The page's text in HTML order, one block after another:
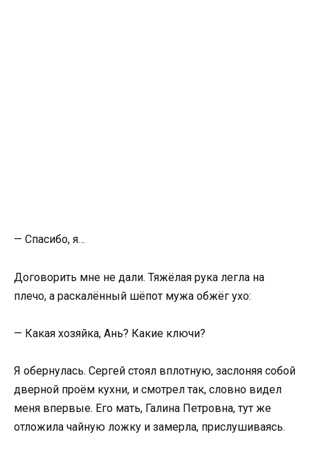
— Спасибо, я…
Договорить мне не дали. Тяжёлая рука легла на
плечо, а раскалённый шёпот мужа обжёг ухо:
— Какая хозяйка, Ань? Какие ключи?
Я обернулась. Сергей стоял вплотную, заслоняя собой
дверной проём кухни, и смотрел так, словно видел
меня впервые. Его мать, Галина Петровна, тут же
отложила чайную ложку и замерла, прислушиваясь.